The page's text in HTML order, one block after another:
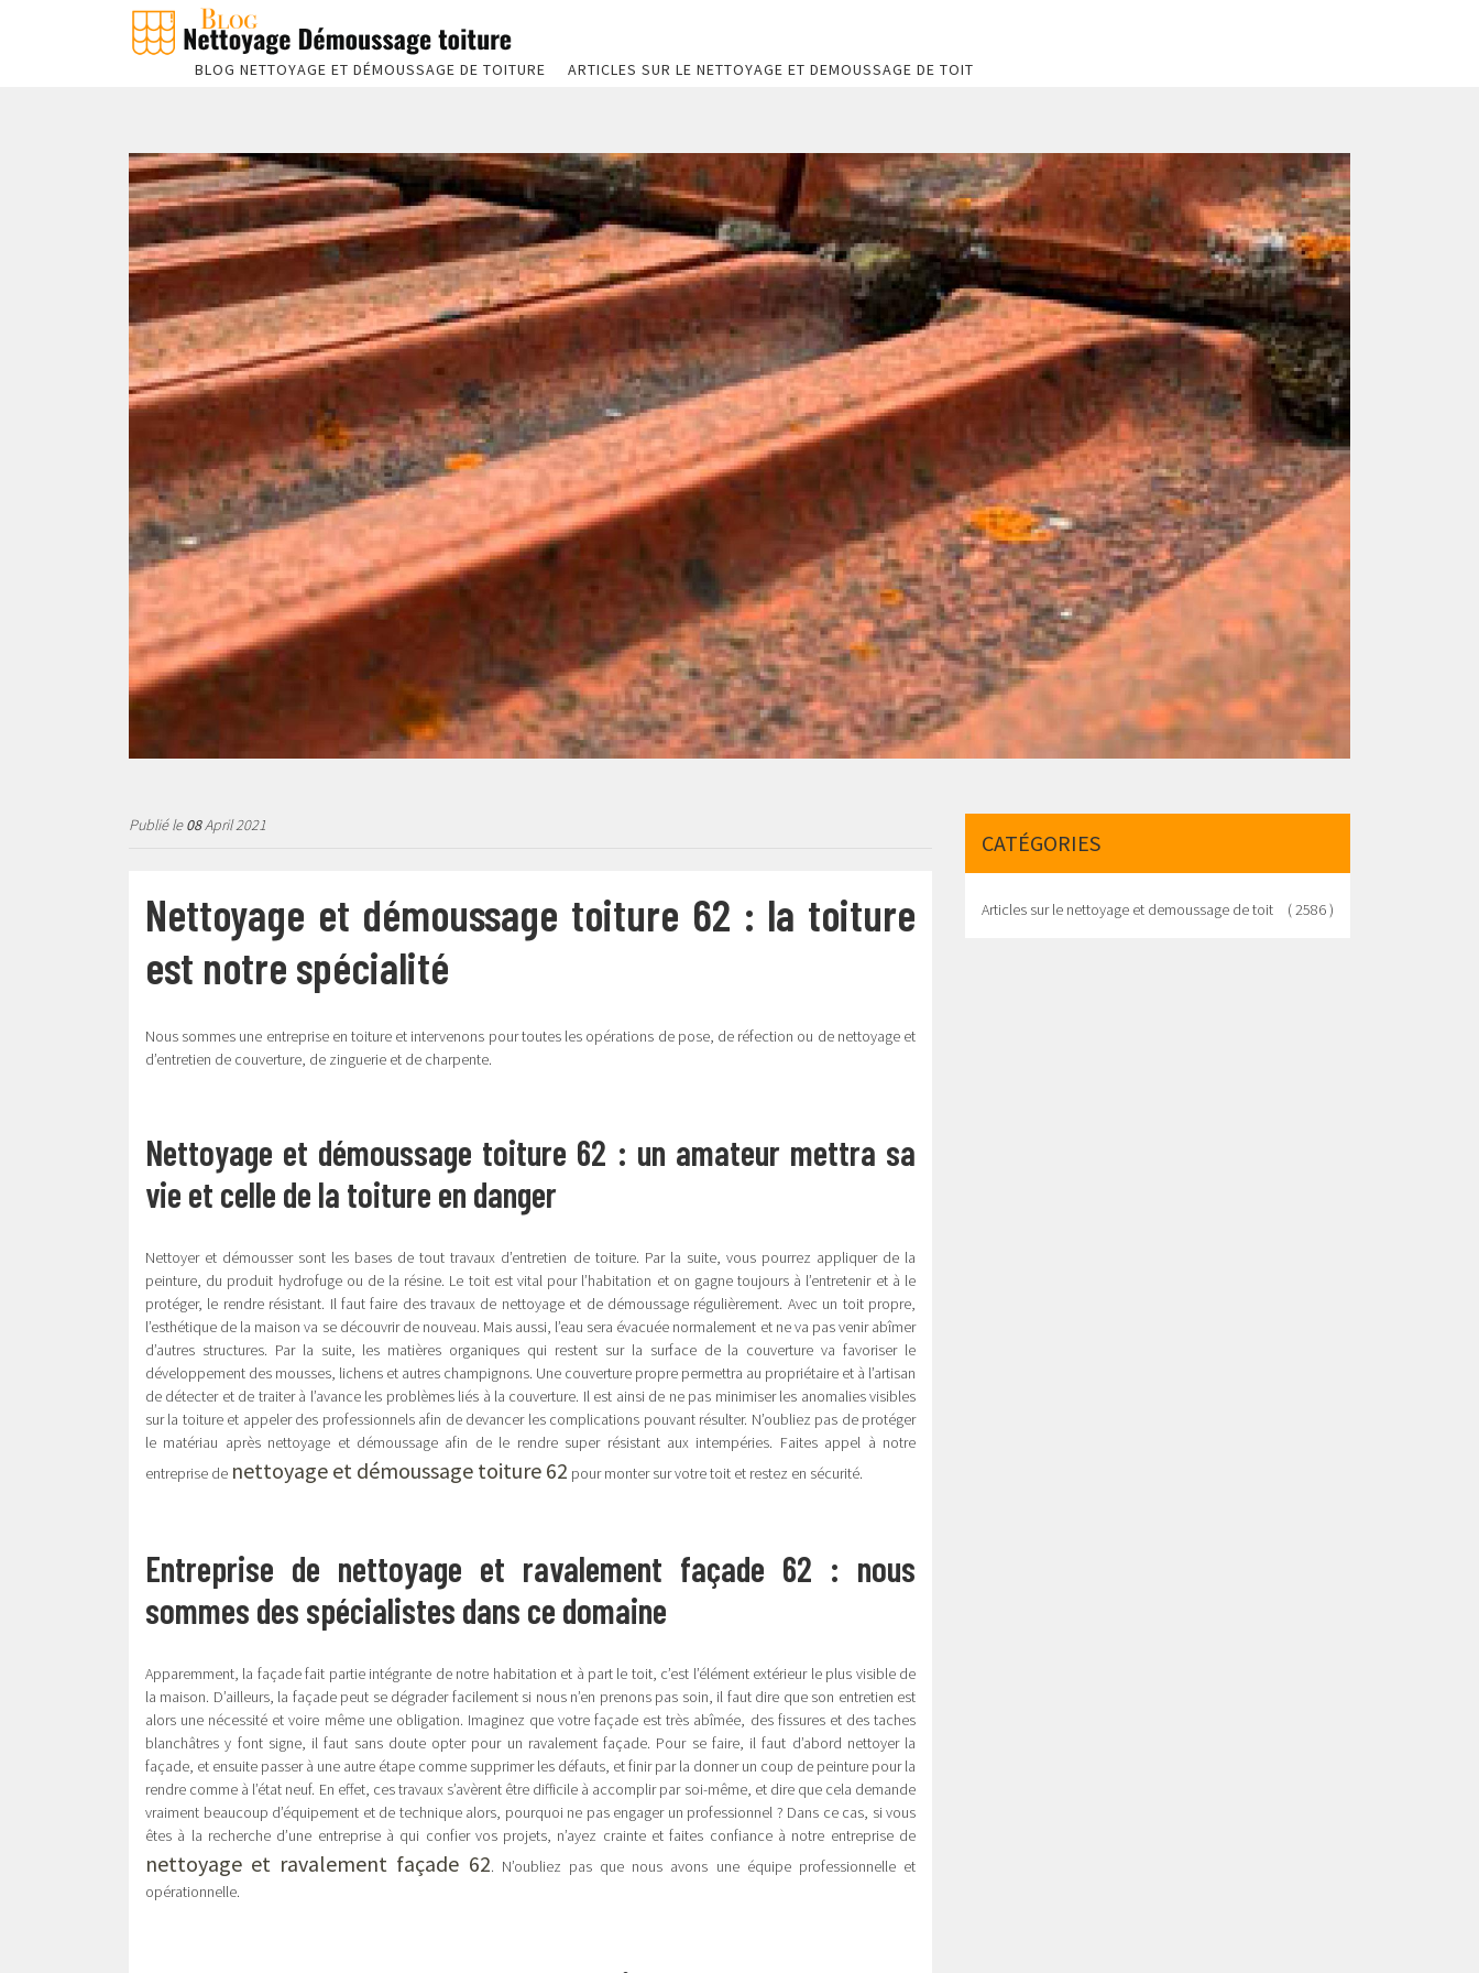
BLOG NETTOYAGE ET DÉMOUSSAGE DE TOITURE ARTICLES SUR LE NETTOYAGE ET DEMOUSSAGE DE TOIT
Publié le08April 2021
Nettoyage et démoussage toiture 62 : la toiture
est notre spécialité
Nous sommes une entreprise en toiture et intervenons pour toutes les opérations de pose, de réfection ou de nettoyage et
d’entretien de couverture, de zinguerie et de charpente.
Nettoyage et démoussage toiture 62 : un amateur mettra sa
vie et celle de la toiture en danger
Nettoyer et démousser sont les bases de tout travaux d’entretien de toiture. Par la suite, vous pourrez appliquer de la
peinture, du produit hydrofuge ou de la résine. Le toit est vital pour l’habitation et on gagne toujours à l’entretenir et à le
protéger, le rendre résistant. Il faut faire des travaux de nettoyage et de démoussage régulièrement. Avec un toit propre,
l’esthétique de la maison va se découvrir de nouveau. Mais aussi, l’eau sera évacuée normalement et ne va pas venir abîmer
d’autres structures. Par la suite, les matières organiques qui restent sur la surface de la couverture va favoriser le
développement des mousses, lichens et autres champignons. Une couverture propre permettra au propriétaire et à l’artisan
de détecter et de traiter à l’avance les problèmes liés à la couverture. Il est ainsi de ne pas minimiser les anomalies visibles
sur la toiture et appeler des professionnels afin de devancer les complications pouvant résulter. N’oubliez pas de protéger
le matériau après nettoyage et démoussage afin de le rendre super résistant aux intempéries. Faites appel à notre
entreprise de nettoyage et démoussage toiture 62 pour monter sur votre toit et restez en sécurité.
Entreprise de nettoyage et ravalement façade 62 : nous
sommes des spécialistes dans ce domaine
Apparemment, la façade fait partie intégrante de notre habitation et à part le toit, c’est l’élément extérieur le plus visible de
la maison. D’ailleurs, la façade peut se dégrader facilement si nous n’en prenons pas soin, il faut dire que son entretien est
alors une nécessité et voire même une obligation. Imaginez que votre façade est très abîmée, des fissures et des taches
blanchâtres y font signe, il faut sans doute opter pour un ravalement façade. Pour se faire, il faut d’abord nettoyer la
façade, et ensuite passer à une autre étape comme supprimer les défauts, et finir par la donner un coup de peinture pour la
rendre comme à l’état neuf. En effet, ces travaux s’avèrent être difficile à accomplir par soi-même, et dire que cela demande
vraiment beaucoup d’équipement et de technique alors, pourquoi ne pas engager un professionnel ? Dans ce cas, si vous
êtes à la recherche d’une entreprise à qui confier vos projets, n’ayez crainte et faites confiance à notre entreprise de
nettoyage et ravalement façade 62. N’oubliez pas que nous avons une équipe professionnelle et
opérationnelle.
CATÉGORIES
Articles sur le nettoyage et demoussage de toit ( 2586 )